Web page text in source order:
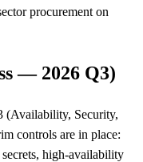
procurement on
— 2026 Q3)
(Availability, Security,
controls are in place:
high-availability